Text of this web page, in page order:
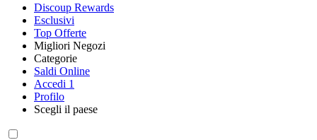
Discoup Rewards
Esclusivi
Top Offerte
Migliori Negozi
SHEIN
Categorie
Elettronica e
Saldi Online
Accedi 1
Profilo
Scegli il paese